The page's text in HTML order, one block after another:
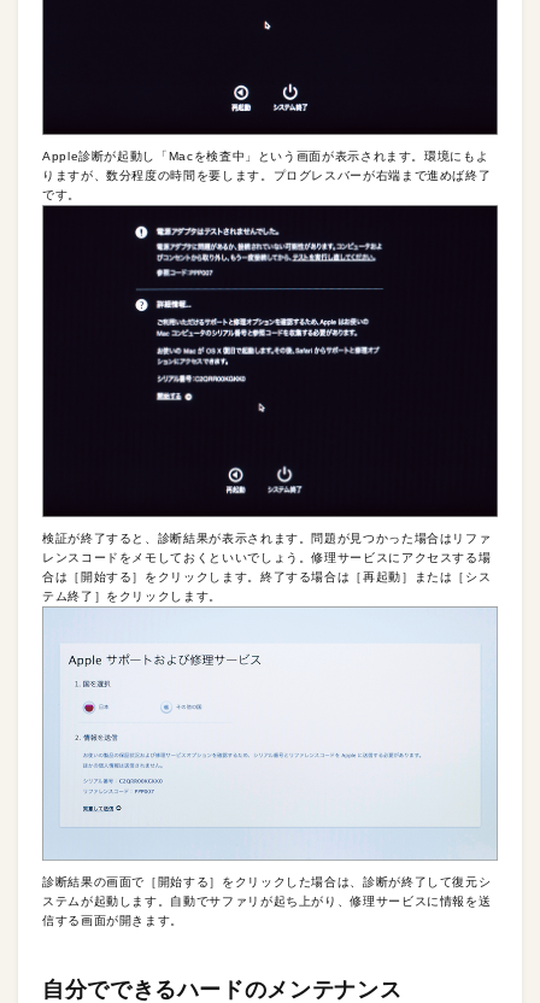
Apple診断が起動し「Macを検査中」という画面が表示されます。環境にもよ
りますが、数分程度の時間を要します。プログレスバーが右端まで進めば終了
です。
検証が終了すると、診断結果が表示されます。問題が見つかった場合はリファ
レンスコードをメモしておくといいでしょう。修理サービスにアクセスする場
合は［開始する］をクリックします。終了する場合は［再起動］または［シス
テム終了］をクリックします。
診断結果の画面で［開始する］をクリックした場合は、診断が終了して復元シ
ステムが起動します。自動でサファリが起ち上がり、修理サービスに情報を送
信する画面が開きます。
自分でできるハードのメンテナンス